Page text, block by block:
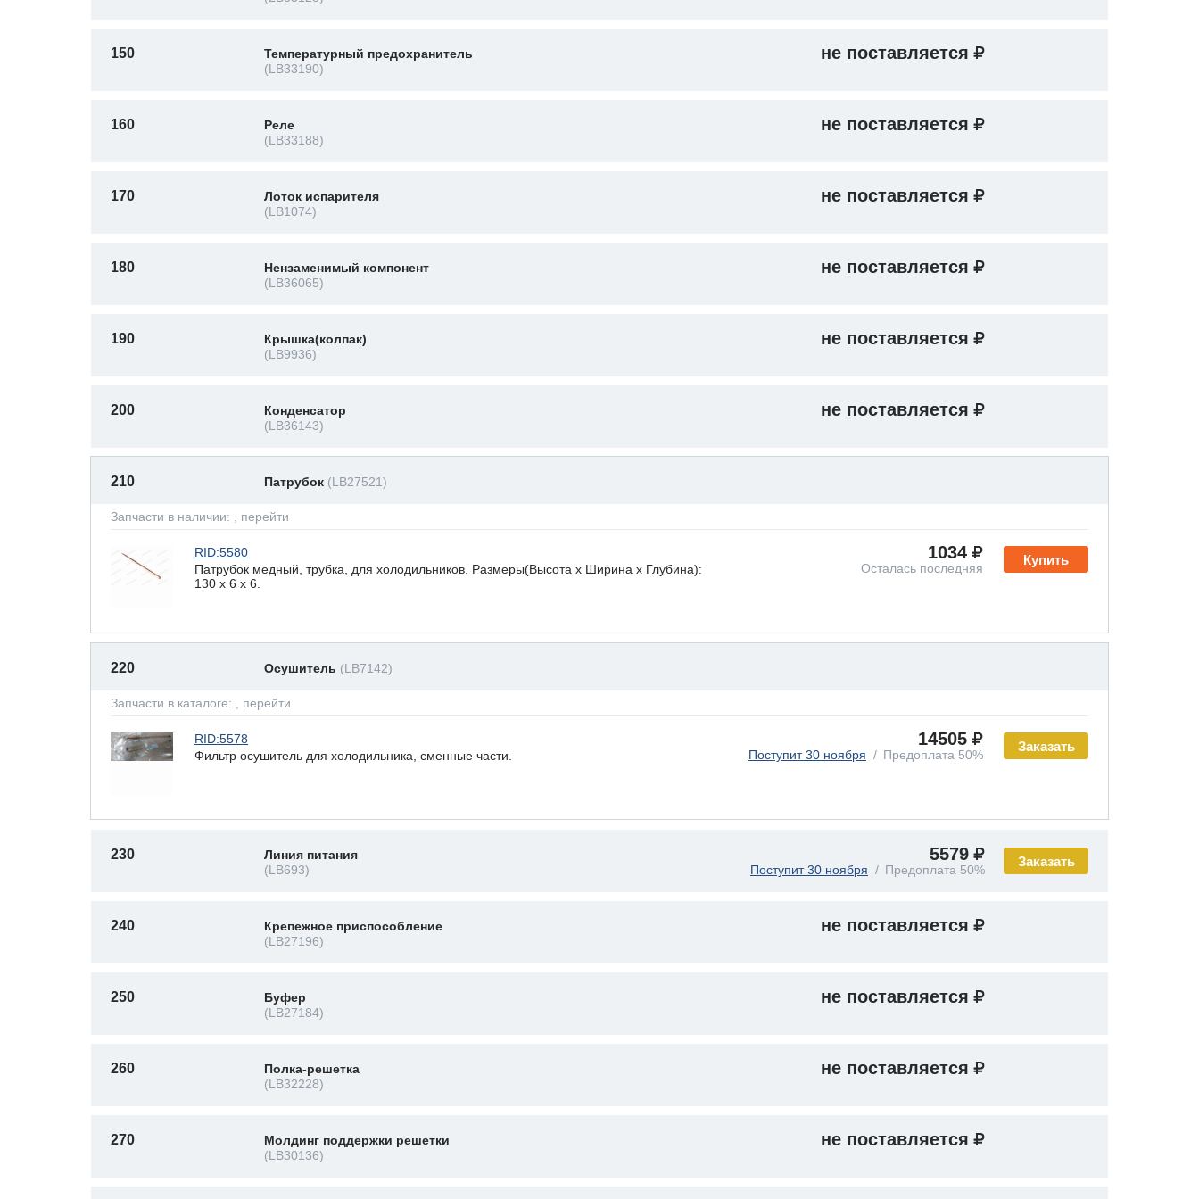
150
Температурный предохранитель
(LB33190)
не поставляется
160
Реле
(LB33188)
не поставляется
170
Лоток испарителя
(LB1074)
не поставляется
180
Нензаменимый компонент
(LB36065)
не поставляется
190
Крышка(колпак)
(LB9936)
не поставляется
200
Конденсатор
(LB36143)
не поставляется
210 Патрубок (LB27521)
Запчасти в наличии: , перейти
Купить
RID:5580
Патрубок медный, трубка, для холодильников. Размеры(Высота х Ширина х Глубина):
130 x 6 х 6.
1034
Осталась последняя
220 Осушитель (LB7142)
Запчасти в каталоге: , перейти
Заказать
RID:5578
Фильтр осушитель для холодильника, сменные части.
14505
Поступит 30 ноября Предоплата 50%
Заказать
230
Линия питания
(LB693)
5579
Поступит 30 ноября Предоплата 50%
240
Крепежное приспособление
(LB27196)
не поставляется
250
Буфер
(LB27184)
не поставляется
260
Полка-решетка
(LB32228)
не поставляется
270
Молдинг поддержки решетки
(LB30136)
не поставляется